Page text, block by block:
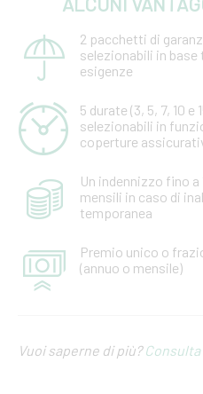
2 pacchetti di
selezionabili in base
esigenze
5 durate (3, 5, 7, 10 e
selezionabili in
coperture
Un indennizzo fino a
mensili in caso di
temporanea
Premio unico o
(annuo o mensile)
Vuoi saperne di più?